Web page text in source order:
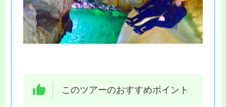
このツアーのおすすめポイント